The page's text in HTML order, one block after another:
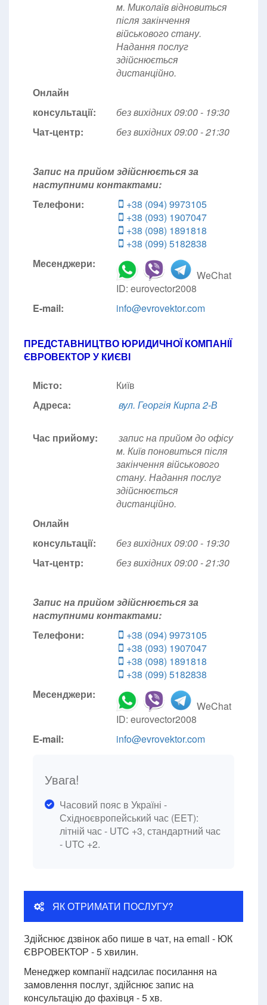
м. Миколаїв відновиться
після закінчення
військового стану.
Надання послуг
здійснюється
дистанційно.
Онлайн
консультації:
без вихідних 09:00 - 19:30
Чат-центр:
без вихідних 09:00 - 21:30
Запис на прийом здійснюється за
наступними контактами:
Телефони:
+38 (094) 9973105
+38 (093) 1907047
+38 (098) 1891818
+38 (099) 5182838
Месенджери:
WeChat
ID: eurovector2008
E-mail:
info@evrovektor.com
ПРЕДСТАВНИЦТВО ЮРИДИЧНОЇ КОМПАНІЇ
ЄВРОВЕКТОР У КИЄВІ
Місто:
Київ
Адреса:
вул. Георгія Кирпа 2-В
Час прийому:
запис на прийом до офісу
м. Київ поновиться після
закінчення військового
стану. Надання послуг
здійснюється
дистанційно.
Онлайн
консультації:
без вихідних 09:00 - 19:30
Чат-центр:
без вихідних 09:00 - 21:30
Запис на прийом здійснюється за
наступними контактами:
Телефони:
+38 (094) 9973105
+38 (093) 1907047
+38 (098) 1891818
+38 (099) 5182838
Месенджери:
WeChat
ID: eurovector2008
E-mail:
info@evrovektor.com
Увага!
Часовий пояс в Україні -
Східноєвропейський час (EET):
літній час - UTC +3, стандартний час
- UTC +2.
ЯК ОТРИМАТИ ПОСЛУГУ?
Здійснює дзвінок або пише в чат, на email - ЮК
ЄВРОВЕКТОР - 5 хвилин.
Менеджер компанії надсилає посилання на
замовлення послуг, здійснює запис на
консультацію до фахівця - 5 хв.